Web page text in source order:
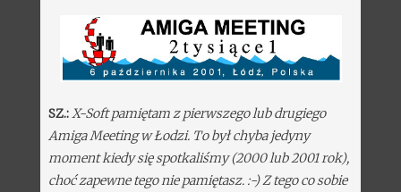
SZ.:X-Soft pamiętam z pierwszego lub drugiego
Amiga Meeting w Łodzi. To był chyba jedyny
moment kiedy się spotkaliśmy (2000 lub 2001 rok),
choć zapewne tego nie pamiętasz. :-) Z tego co sobie